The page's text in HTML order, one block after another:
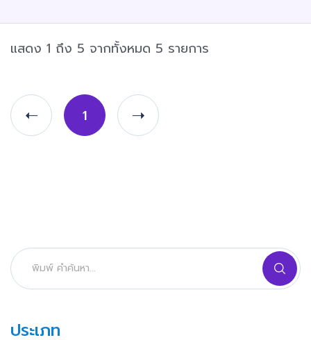
แสดง 1 ถึง 5 จากทั้งหมด 5 รายการ
1
ประเภท